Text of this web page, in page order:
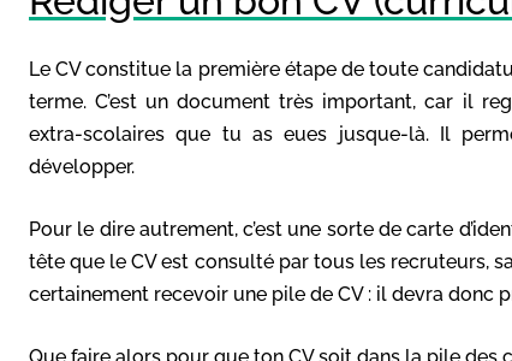
Le CV constitue la première étape de toute
terme. C’est un document très important, car il
extra-scolaires que tu as eues jusque-là. Il
développer.
Pour le dire autrement, c’est une sorte de carte
tête que le CV est consulté par tous les recruteurs,
certainement recevoir une pile de CV : il devra donc